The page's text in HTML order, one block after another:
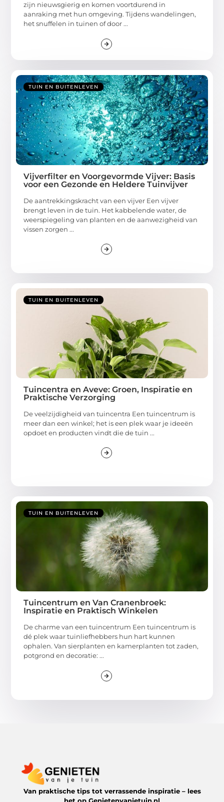
zijn nieuwsgierig en komen voortdurend in
aanraking met hun omgeving. Tijdens wandelingen,
het snuffelen in tuinen of door ...
TUIN EN BUITENLEVEN
Vijverfilter en Voorgevormde Vijver: Basis
voor een Gezonde en Heldere Tuinvijver
De aantrekkingskracht van een vijver Een vijver
brengt leven in de tuin. Het kabbelende water, de
weerspiegeling van planten en de aanwezigheid van
vissen zorgen ...
TUIN EN BUITENLEVEN
Tuincentra en Aveve: Groen, Inspiratie en
Praktische Verzorging
De veelzijdigheid van tuincentra Een tuincentrum is
meer dan een winkel; het is een plek waar je ideeën
opdoet en producten vindt die de tuin ...
TUIN EN BUITENLEVEN
Tuincentrum en Van Cranenbroek:
Inspiratie en Praktisch Winkelen
De charme van een tuincentrum Een tuincentrum is
dé plek waar tuinliefhebbers hun hart kunnen
ophalen. Van sierplanten en kamerplanten tot zaden,
potgrond en decoratie: ...
Van praktische tips tot verrassende inspiratie – lees